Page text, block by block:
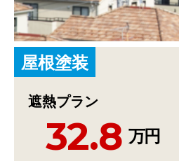
屋根塗装
遮熱プラン
32.8 万円